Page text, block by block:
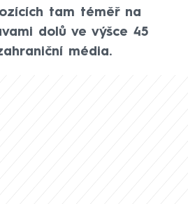
tam téměř na
dolů ve výšce 45
média.